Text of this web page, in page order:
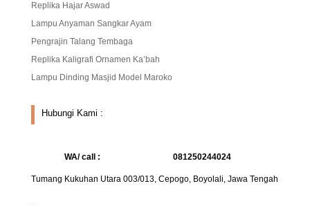
Replika Hajar Aswad
Lampu Anyaman Sangkar Ayam
Pengrajin Talang Tembaga
Replika Kaligrafi Ornamen Ka’bah
Lampu Dinding Masjid Model Maroko
Hubungi Kami :
WA/ call : 081250244024
Tumang Kukuhan Utara 003/013, Cepogo, Boyolali, Jawa Tengah